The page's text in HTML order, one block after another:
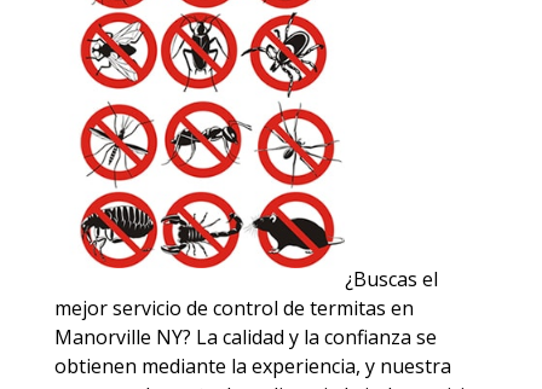
¿Buscas el
mejor servicio de control de termitas en
Manorville NY? La calidad y la confianza se
obtienen mediante la experiencia, y nuestra